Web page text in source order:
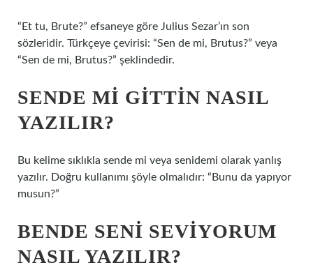
“Et tu, Brute?” efsaneye göre Julius Sezar’ın son
sözleridir. Türkçeye çevirisi: “Sen de mi, Brutus?” veya
“Sen de mi, Brutus?” şeklindedir.
SENDE MI GITTIN NASIL
YAZILIR?
Bu kelime sıklıkla sende mi veya senidemi olarak yanlış
yazılır. Doğru kullanımı şöyle olmalıdır: “Bunu da yapıyor
musun?”
BENDE SENI SEVIYORUM
NASIL YAZILIR?